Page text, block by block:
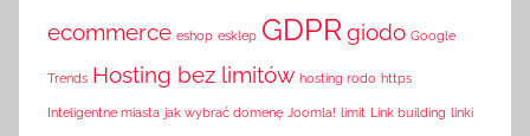
ecommerce eshop esklep GDPRgiodo Google
Trends Hosting bez limitów hosting rodo https
Inteligentne miasta jak wybrać domenę Joomla! limit Link building linki